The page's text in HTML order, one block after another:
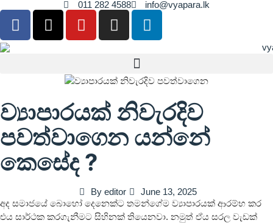
011 282 4588 info@vyapara.lk
ව්‍යාපාරයක් නිවැරදිව
පවත්වාගෙන යන්නේ
කෙසේද ?
By editor
June 13, 2025
අද සමාජයේ බොහෝ දෙනෙක්ට තමන්ගේම ව්‍යාපාරයක් ආරම්භ කර
එය සාර්ථක කරගැනීමට සිහිනක් තියෙනවා. නමුත් ඒය සරල වැඩක්